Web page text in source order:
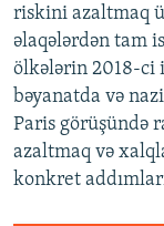
riskini azaltmaq
əlaqələrdən tam
ölkələrin 2018-ci
bəyanatda və
Paris görüşündə
azaltmaq və
konkret